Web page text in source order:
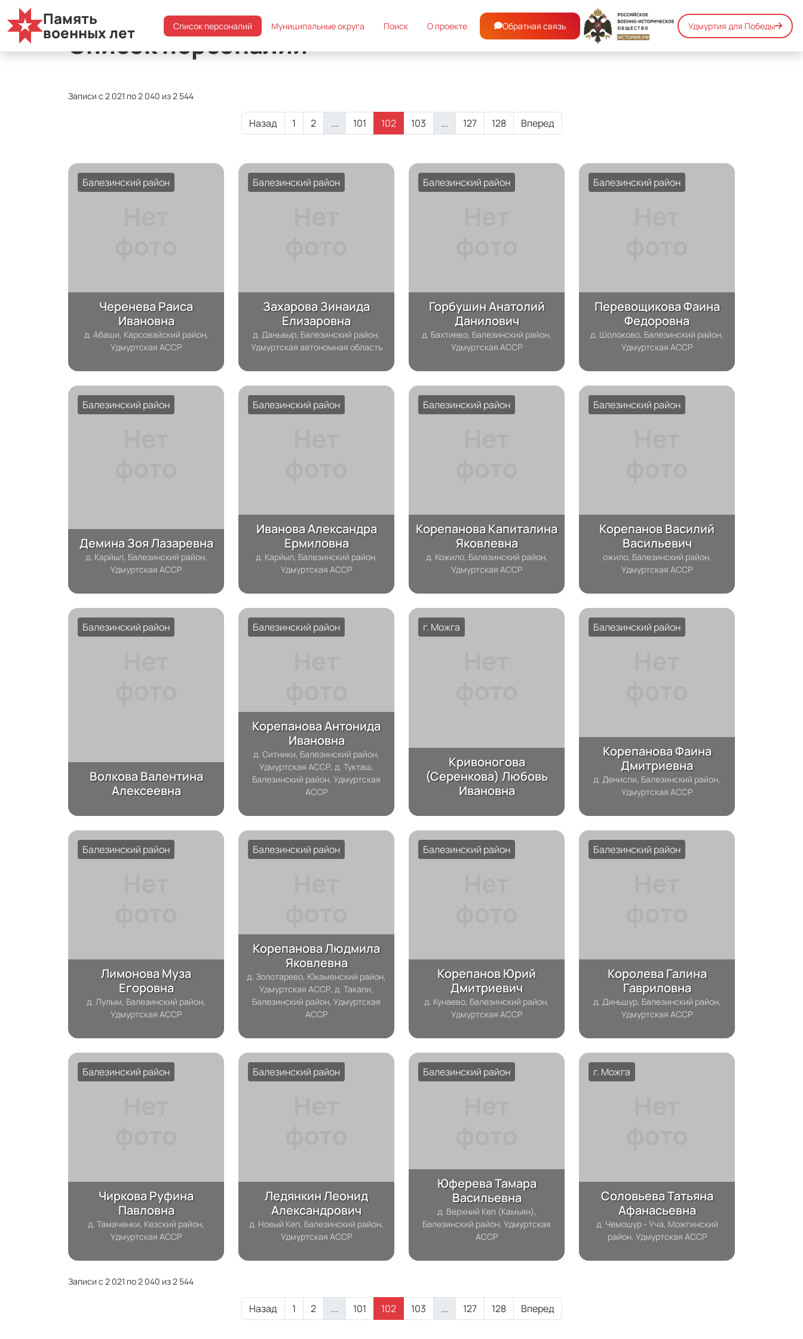
Память
военных лет Список персоналий Муниципальные округа Поиск О проекте Обратная связь Удмуртия для Победы
Список персоналий
Записи с 2 021 по 2 040 из 2 544
Назад 1 2 ... 101 102 103 ... 127 128 Вперед
Балезинский район
Черенева Раиса
Ивановна
д. Абаши, Карсовайский район,
Удмуртская АССР
Балезинский район
Захарова Зинаида
Елизаровна
д. Даньвыр, Балезинский район,
Удмуртская автономная область
Балезинский район
Горбушин Анатолий
Данилович
д. Бахтиево, Балезинский район,
Удмуртская АССР
Балезинский район
Перевощикова Фаина
Федоровна
д. Шолоково, Балезинский район,
Удмуртская АССР
Балезинский район
Демина Зоя Лазаревна
д. Карйыл, Балезинский район,
Удмуртская АССР
Балезинский район
Иванова Александра
Ермиловна
д. Карйыл, Балезинский район,
Удмуртская АССР
Балезинский район
Корепанова Капиталина
Яковлевна
д. Кожило, Балезинский район,
Удмуртская АССР
Балезинский район
Корепанов Василий
Васильевич
ожило, Балезинский район,
Удмуртская АССР
Балезинский район
Волкова Валентина
Алексеевна
Балезинский район
Корепанова Антонида
Ивановна
д. Ситники, Балезинский район,
Удмуртская АССР, д. Тукташ,
Балезинский район, Удмуртская
АССР
г. Можга
Кривоногова
(Серенкова) Любовь
Ивановна
Балезинский район
Корепанова Фаина
Дмитриевна
д. Дениспи, Балезинский район,
Удмуртская АССР
Балезинский район
Лимонова Муза
Егоровна
д. Лулым, Балезинский район,
Удмуртская АССР
Балезинский район
Корепанова Людмила
Яковлевна
д. Золотарево, Юкаменский район,
Удмуртская АССР, д. Такапи,
Балезинский район, Удмуртская
АССР
Балезинский район
Корепанов Юрий
Дмитриевич
д. Кунаево, Балезинский район,
Удмуртская АССР
Балезинский район
Королева Галина
Гавриловна
д. Диньшур, Балезинский район,
Удмуртская АССР
Балезинский район
Чиркова Руфина
Павловна
д. Тамаченки, Кезский район,
Удмуртская АССР
Балезинский район
Ледянкин Леонид
Александрович
д. Новый Кеп, Балезинский район,
Удмуртская АССР
Балезинский район
Юферева Тамара
Васильевна
д. Верхний Кеп (Камьян),
Балезинский район, Удмуртская
АССР
г. Можга
Соловьева Татьяна
Афанасьевна
д. Чемошур - Уча, Можгинский
район, Удмуртская АССР
Записи с 2 021 по 2 040 из 2 544
Назад 1 2 ... 101 102 103 ... 127 128 Вперед